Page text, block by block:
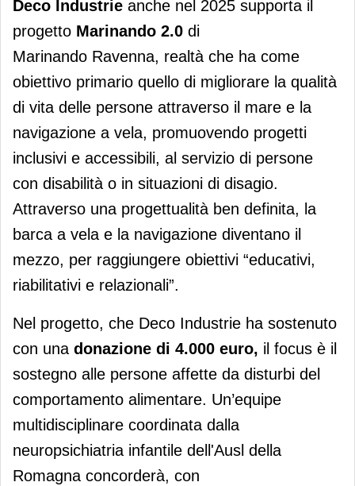
Deco Industrie anche nel 2025 supporta il
progetto Marinando 2.0 di
Marinando Ravenna, realtà che ha come
obiettivo primario quello di migliorare la qualità
di vita delle persone attraverso il mare e la
navigazione a vela, promuovendo progetti
inclusivi e accessibili, al servizio di persone
con disabilità o in situazioni di disagio.
Attraverso una progettualità ben definita, la
barca a vela e la navigazione diventano il
mezzo, per raggiungere obiettivi “educativi,
riabilitativi e relazionali”.
Nel progetto, che Deco Industrie ha sostenuto
con una donazione di 4.000 euro, il focus è il
sostegno alle persone affette da disturbi del
comportamento alimentare. Un’equipe
multidisciplinare coordinata dalla
neuropsichiatria infantile dell'Ausl della
Romagna concorderà, con